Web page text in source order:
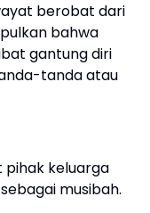
berobat dari
bahwa
gantung diri
tanda atau
pihak keluarga
musibah.